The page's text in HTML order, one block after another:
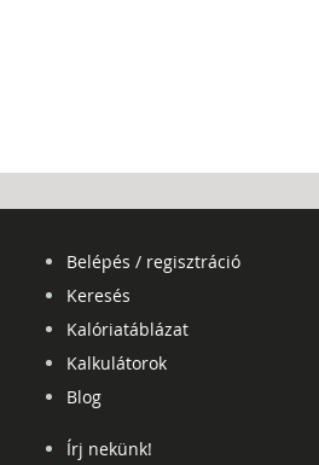
Belépés / regisztráció
Keresés
Kalóriatáblázat
Kalkulátorok
Blog
Írj nekünk!